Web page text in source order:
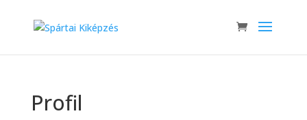
Profil